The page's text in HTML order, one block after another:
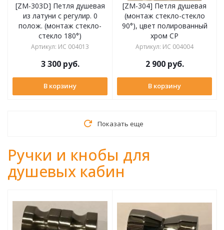
[ZM-303D] Петля душевая
из латуни с регулир. 0
полож. (монтаж стекло-
стекло 180°)
Артикул: ИС 004013
3 300руб.
В корзину
[ZM-304] Петля душевая
(монтаж стекло-стекло
90°), цвет полированный
хром CP
Артикул: ИС 004004
2 900руб.
В корзину
Показать еще
Ручки и кнобы для
душевых кабин